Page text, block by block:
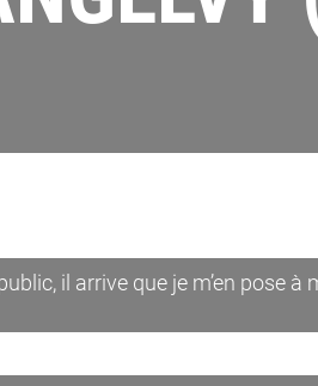
il arrive que je m’en pose à